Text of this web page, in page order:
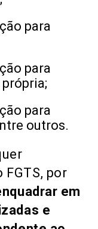
para
para
para
outros.
por
em
e